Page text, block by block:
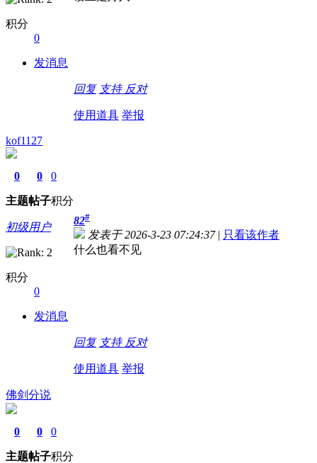
积分
0
发消息
回复 支持 反对
使用道具 举报
kof1127
0
主题
0
帖子
0
积分
初级用户
积分
0
发消息
82#
发表于 2026-3-23 07:24:37 | 只看该作者
什么也看不见
回复 支持 反对
使用道具 举报
佛剑分说
0
主题
0
帖子
0
积分